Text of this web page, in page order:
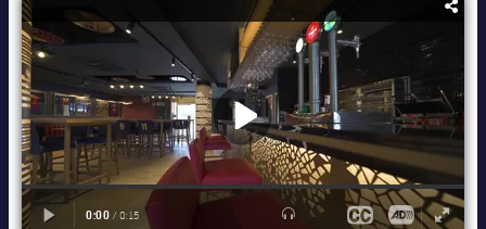
Jugadoras
Palmarés
Fotos
Jugadoras históricas
Clasificaciones
Jugadores
Fotos
Historia
Noticias
Sobre Nosotros
Juvenil A
Juvenil B
SUB16
SUB15
Fotos
Femenino B
Femenino C
Juvenil
Campus Verano
PLUSICON
MÁS
Primer Equipo
plusicon
más
Actualidad
Base
Espai Barça
Casa del Soci